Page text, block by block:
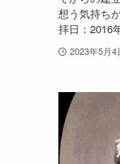
想う気持ち
拝日：2016
2023年5月4